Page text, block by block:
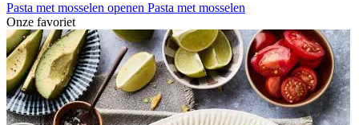
Pasta met mosselen openen Pasta met mosselen
Onze favoriet